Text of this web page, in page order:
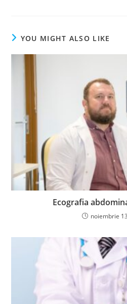
YOU MIGHT ALSO LIKE
Ecografia
noiembrie